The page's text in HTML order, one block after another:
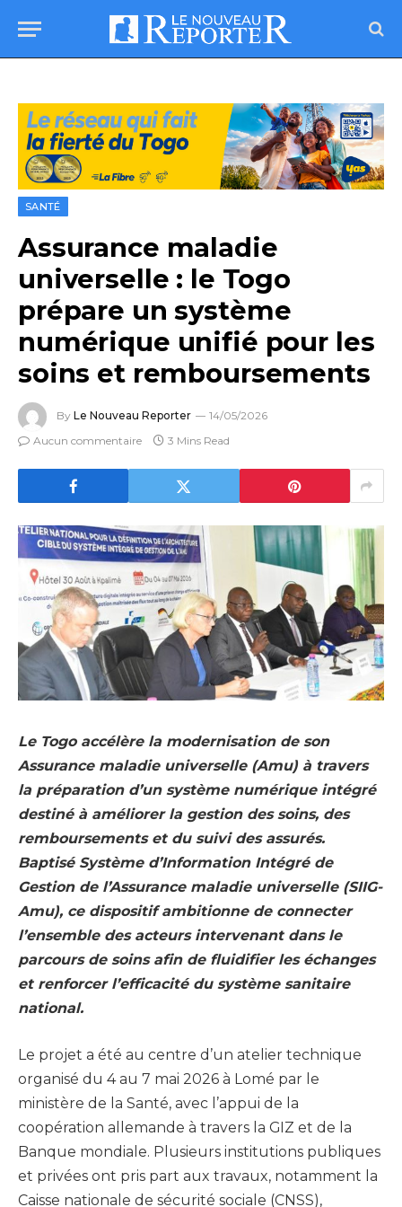
SANTÉ
Assurance maladie
universelle : le Togo
prépare un système
numérique unifié pour les
soins et remboursements
By Le Nouveau Reporter
14/05/2026
Aucun commentaire
3 Mins Read
Le Togo accélère la modernisation de son
Assurance maladie universelle (Amu) à travers
la préparation d’un système numérique intégré
destiné à améliorer la gestion des soins, des
remboursements et du suivi des assurés.
Baptisé Système d’Information Intégré de
Gestion de l’Assurance maladie universelle (SIIG-
Amu), ce dispositif ambitionne de connecter
l’ensemble des acteurs intervenant dans le
parcours de soins afin de fluidifier les échanges
et renforcer l’efficacité du système sanitaire
national.
Le projet a été au centre d’un atelier technique
organisé du 4 au 7 mai 2026 à Lomé par le
ministère de la Santé, avec l’appui de la
coopération allemande à travers la GIZ et de la
Banque mondiale. Plusieurs institutions publiques
et privées ont pris part aux travaux, notamment la
Caisse nationale de sécurité sociale (CNSS),